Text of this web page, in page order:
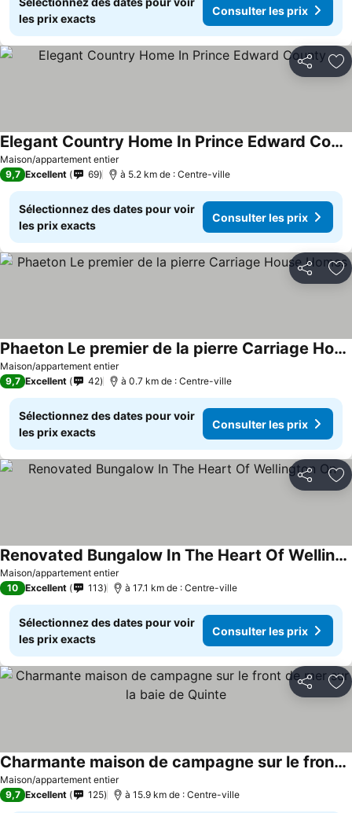
les prix exacts
Consulter les prix
Partager
Maison/appartement entier
Elegant Country Home In Prince Edward County
9,7 Excellent 69 à 5.2 km de : Centre-ville
Sélectionnez des dates pour voir
les prix exacts
Consulter les prix
Partager
Maison/appartement entier
Phaeton Le premier de la pierre Carriage House Homes
9,7 Excellent 42 à 0.7 km de : Centre-ville
Sélectionnez des dates pour voir
les prix exacts
Consulter les prix
Partager
Maison/appartement entier
Renovated Bungalow In The Heart Of Wellington On
10 Excellent 113 à 17.1 km de : Centre-ville
Sélectionnez des dates pour voir
les prix exacts
Consulter les prix
Partager
Maison/appartement entier
Charmante maison de campagne sur le front de mer sur la baie de Quinte
9,7 Excellent 125 à 15.9 km de : Centre-ville